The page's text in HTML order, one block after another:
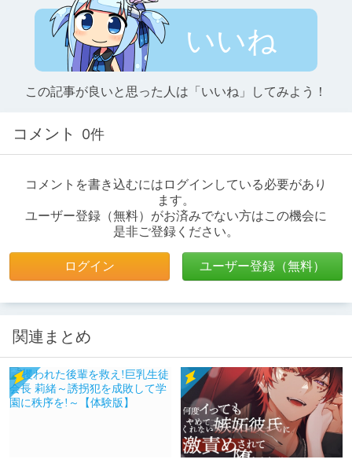
いいね
この記事が良いと思った人は「いいね」してみよう！
コメント 0件
コメントを書き込むにはログインしている必要があり
ます。
ユーザー登録（無料）がお済みでない方はこの機会に
是非ご登録ください。
ログイン ユーザー登録（無料）
関連まとめ